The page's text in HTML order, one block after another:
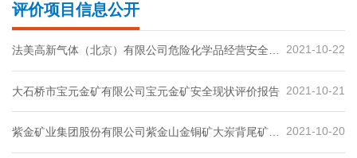
评价项目信息公开
2021-10-22
法美高新气体（北京）有限公司危险化学品经营安全现
2021-10-21
大石桥市宝元金矿有限公司宝元金矿安全现状评价报告
2021-10-20
紫金矿业集团股份有限公司紫金山金铜矿大岽背尾矿库